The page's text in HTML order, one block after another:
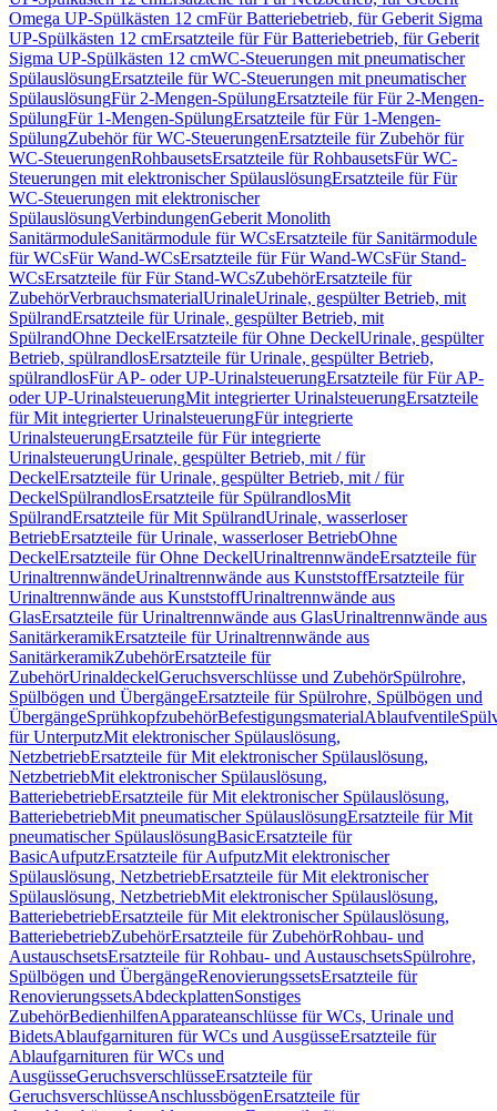
Omega UP-Spülkästen 12 cmFür Batteriebetrieb, für Geberit Sigma
UP-Spülkästen 12 cmErsatzteile für Für Batteriebetrieb, für Geberit
Sigma UP-Spülkästen 12 cmWC-Steuerungen mit pneumatischer
SpülauslösungErsatzteile für WC-Steuerungen mit pneumatischer
SpülauslösungFür 2-Mengen-SpülungErsatzteile für Für 2-Mengen-
SpülungFür 1-Mengen-SpülungErsatzteile für Für 1-Mengen-
SpülungZubehör für WC-SteuerungenErsatzteile für Zubehör für
WC-SteuerungenRohbausetsErsatzteile für RohbausetsFür WC-
Steuerungen mit elektronischer SpülauslösungErsatzteile für Für
WC-Steuerungen mit elektronischer
SpülauslösungVerbindungenGeberit Monolith
SanitärmoduleSanitärmodule für WCsErsatzteile für Sanitärmodule
für WCsFür Wand-WCsErsatzteile für Für Wand-WCsFür Stand-
WCsErsatzteile für Für Stand-WCsZubehörErsatzteile für
ZubehörVerbrauchsmaterialUrinaleUrinale, gespülter Betrieb, mit
SpülrandErsatzteile für Urinale, gespülter Betrieb, mit
SpülrandOhne DeckelErsatzteile für Ohne DeckelUrinale, gespülter
Betrieb, spülrandlosErsatzteile für Urinale, gespülter Betrieb,
spülrandlosFür AP- oder UP-UrinalsteuerungErsatzteile für Für AP-
oder UP-UrinalsteuerungMit integrierter UrinalsteuerungErsatzteile
für Mit integrierter UrinalsteuerungFür integrierte
UrinalsteuerungErsatzteile für Für integrierte
UrinalsteuerungUrinale, gespülter Betrieb, mit / für
DeckelErsatzteile für Urinale, gespülter Betrieb, mit / für
DeckelSpülrandlosErsatzteile für SpülrandlosMit
SpülrandErsatzteile für Mit SpülrandUrinale, wasserloser
BetriebErsatzteile für Urinale, wasserloser BetriebOhne
DeckelErsatzteile für Ohne DeckelUrinaltrennwändeErsatzteile für
UrinaltrennwändeUrinaltrennwände aus KunststoffErsatzteile für
Urinaltrennwände aus KunststoffUrinaltrennwände aus
GlasErsatzteile für Urinaltrennwände aus GlasUrinaltrennwände aus
SanitärkeramikErsatzteile für Urinaltrennwände aus
SanitärkeramikZubehörErsatzteile für
ZubehörUrinaldeckelGeruchsverschlüsse und ZubehörSpülrohre,
Spülbögen und ÜbergängeErsatzteile für Spülrohre, Spülbögen und
ÜbergängeSprühkopfzubehörBefestigungsmaterialAblaufventile
für UnterputzMit elektronischer Spülauslösung,
NetzbetriebErsatzteile für Mit elektronischer Spülauslösung,
NetzbetriebMit elektronischer Spülauslösung,
BatteriebetriebErsatzteile für Mit elektronischer Spülauslösung,
BatteriebetriebMit pneumatischer SpülauslösungErsatzteile für Mit
pneumatischer SpülauslösungBasicErsatzteile für
BasicAufputzErsatzteile für AufputzMit elektronischer
Spülauslösung, NetzbetriebErsatzteile für Mit elektronischer
Spülauslösung, NetzbetriebMit elektronischer Spülauslösung,
BatteriebetriebErsatzteile für Mit elektronischer Spülauslösung,
BatteriebetriebZubehörErsatzteile für ZubehörRohbau- und
AustauschsetsErsatzteile für Rohbau- und AustauschsetsSpülrohre,
Spülbögen und ÜbergängeRenovierungssetsErsatzteile für
RenovierungssetsAbdeckplattenSonstiges
ZubehörBedienhilfenApparateanschlüsse für WCs, Urinale und
BidetsAblaufgarnituren für WCs und AusgüsseErsatzteile für
Ablaufgarnituren für WCs und
AusgüsseGeruchsverschlüsseErsatzteile für
GeruchsverschlüsseAnschlussbögenErsatzteile für